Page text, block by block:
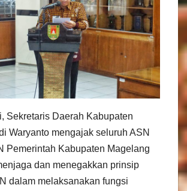
Sekretaris Daerah Kabupaten
Waryanto mengajak seluruh ASN
Pemerintah Kabupaten Magelang
dan menegakkan prinsip
dalam melaksanakan fungsi